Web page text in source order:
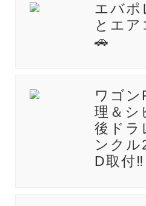
エバポ
とエア
🚗
ワゴン
理＆シ
後ドラ
ンク
D取付‼️